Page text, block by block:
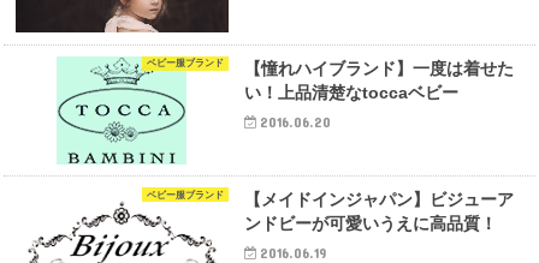
ベビー服ブランド
【憧れハイブランド】一度は着せた
い！上品清楚なtoccaベビー
2016.06.20
ベビー服ブランド
【メイドインジャパン】ビジューア
ンドビーが可愛いうえに高品質！
2016.06.19